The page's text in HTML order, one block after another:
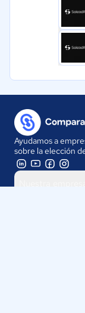
Ayudamos a
sobre la elección